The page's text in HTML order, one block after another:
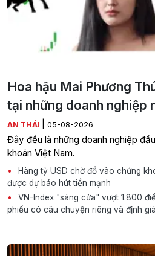
Hoa hậu Mai Phương
tại những doanh nghiệp
AN THÁI 05-08-2026
Đây đều là những doanh nghiệp
khoán Việt Nam.
Hàng tỷ USD chờ đổ vào chứng
được dự báo hút tiền mạnh
VN-Index "sáng cửa" vượt 1.800
phiếu có câu chuyện riêng và định